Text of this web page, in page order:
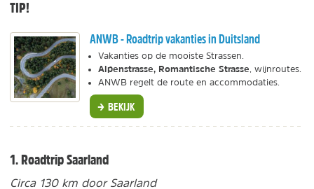
TIP!
ANWB - Roadtrip vakanties in Duitsland
Vakanties op de mooiste Strassen.
Alpenstrasse, Romantische Strasse , wijnroutes
ANWB regelt de route en accommodaties.
BEKIJK
1. Roadtrip Saarland
Circa 130 km door Saarland